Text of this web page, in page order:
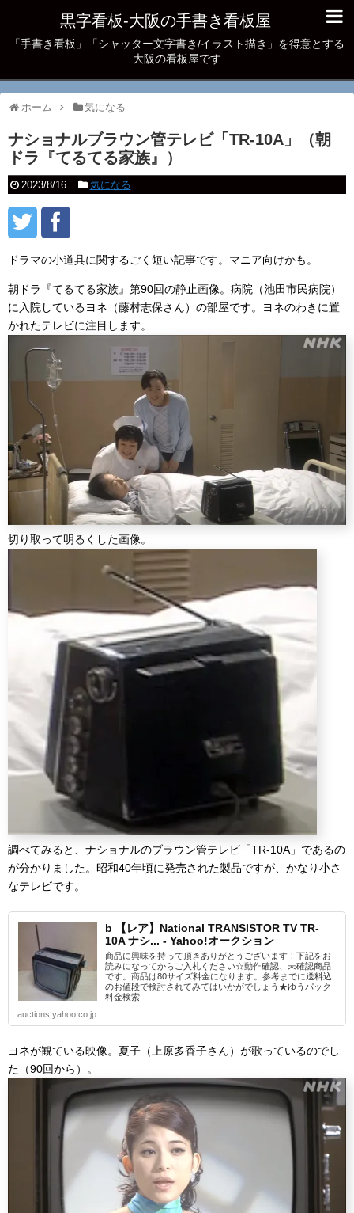
黒字看板‐大阪の手書き看板屋
「手書き看板」「シャッター文字書き/イラスト描き」を得意とする
大阪の看板屋です
ホーム 気になる
ナショナルブラウン管テレビ「TR-10A」（朝
ドラ『てるてる家族』）
2023/8/16 気になる
ドラマの小道具に関するごく短い記事です。マニア向けかも。
朝ドラ『てるてる家族』第90回の静止画像。病院（池田市民病院）
に入院しているヨネ（藤村志保さん）の部屋です。ヨネのわきに置
かれたテレビに注目します。
切り取って明るくした画像。
調べてみると、ナショナルのブラウン管テレビ「TR-10A」であるの
が分かりました。昭和40年頃に発売された製品ですが、かなり小さ
なテレビです。
b 【レア】National TRANSISTOR TV TR-
10A ナシ... - Yahoo!オークション
商品に興味を持って頂きありがとうございます！下記をお
読みになってからご入札ください☆動作確認、未確認商品
です。商品は80サイズ料金になります。参考までに送料込
のお値段で検討されてみてはいかがでしょう★ゆうパック
料金検索
auctions.yahoo.co.jp
ヨネが観ている映像。夏子（上原多香子さん）が歌っているのでし
た（90回から）。